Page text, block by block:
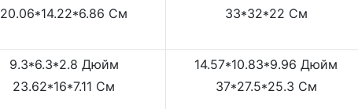
20.06*14.22*6.86 См
33*32*22 См
9.3*6.3*2.8 Дюйм
23.62*16*7.11 См
14.57*10.83*9.96 Дюйм
37*27.5*25.3 См